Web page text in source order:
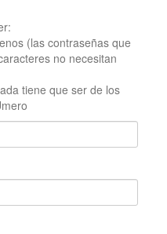
(las contraseñas que
no necesitan
tiene que ser de los